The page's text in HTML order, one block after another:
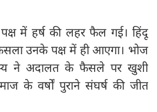
में हर्ष की लहर फैल गई। हिंदू
उनके पक्ष में ही आएगा। भोज
ने अदालत के फैसले पर खुशी
के वर्षों पुराने संघर्ष की जीत